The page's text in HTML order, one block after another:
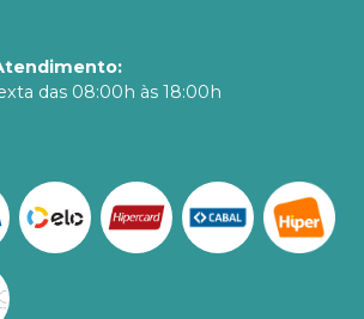
:
das 08:00h às 18:00h